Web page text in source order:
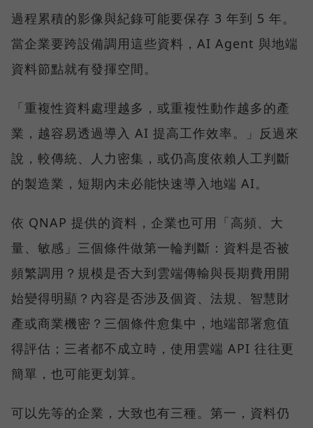
過程累積的影像與紀錄可能要保存 3 年到 5 年。
當企業要跨設備調用這些資料，AI Agent 與地端
資料節點就有發揮空間。
「重複性資料處理越多，或重複性動作越多的產
業，越容易透過導入 AI 提高工作效率。」反過來
說，較傳統、人力密集，或仍高度依賴人工判斷
的製造業，短期內未必能快速導入地端 AI。
依 QNAP 提供的資料，企業也可用「高頻、大
量、敏感」三個條件做第一輪判斷：資料是否被
頻繁調用？規模是否大到雲端傳輸與長期費用開
始變得明顯？內容是否涉及個資、法規、智慧財
產或商業機密？三個條件愈集中，地端部署愈值
得評估；三者都不成立時，使用雲端 API 往往更
簡單，也可能更划算。
可以先等的企業，大致也有三種。第一，資料仍